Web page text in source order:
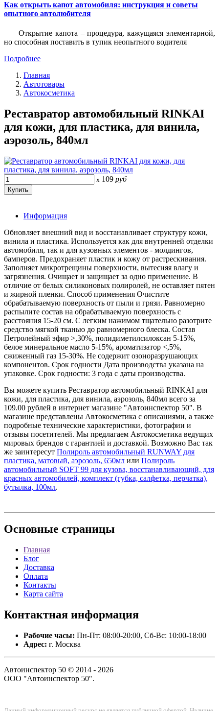
Как открыть капот автомобиля: инструкция и советы
опытного автолюбителя
Открытие капота – процедура, кажущаяся элементарной,
но способная поставить в тупик неопытного водителя
Подробнее
Главная
Автотовары
Автокосметика
Реставратор автомобильный RINKAI
для кожи, для пластика, для винила,
аэрозоль, 840мл
x 109 руб
Информация
Обновляет внешний вид и восстанавливает структуру кожи,
винила и пластика. Используется как для внутренней отделки
автомобиля, так и для кузовных элементов - молдингов,
бамперов. Предохраняет пластик и кожу от растрескивания.
Заполняет микротрещины поверхности, вытесняя влагу и
загрязнения. Очищает и защищает за одно применение. В
отличие от белых силиконовых полиролей, не оставляет пятен
и жирной пленки. Способ применения Очистите
обрабатываемую поверхность от пыли и грязи. Равномерно
распылите состав на обрабатываемую поверхность с
расстояния 15-20 см. С легким нажимом тщательно разотрите
средство мягкой тканью до равномерного блеска. Состав
Петролейный эфир >,30%, полидиметилсилоксан 5-15%,
белое минеральное масло 5-15%, ароматизатор <,5%,
сжиженный газ 15-30%. Не содержит озоноразрушающих
компонентов. Срок годности Дата производства указана на
упаковке. Срок годности: 3 года с даты производства.
Вы можете купить Реставратор автомобильный RINKAI для
кожи, для пластика, для винила, аэрозоль, 840мл всего за
109.00 рублей в интернет магазине "Автоинспектор 50". В
магазине представлены Автокосметика с описаниями, а также
подробные технические характеристики, фотографии и
отзывы посетителей. Мы предлагаем Автокосметика ведущих
мировых брендов с гарантией и доставкой. Возможно Вас так
же заинтересут Полироль автомобильный RUNWAY для
пластика, матовый, аэрозоль, 650мл или Полироль
автомобильный SOFT 99 для кузова, восстанавливающий, для
красных автомобилей, комплект (губка, салфетка, перчатка),
бутылка, 100мл.
Основные страницы
Главная
Блог
Доставка
Оплата
Контакты
Карта сайта
Контактная информация
Рабочие часы: Пн-Пт: 08:00-20:00, Сб-Вс: 10:00-18:00
Адрес: г. Москва
Автоинспектор 50 © 2014 - 2026
ООО "Автоинспектор 50".